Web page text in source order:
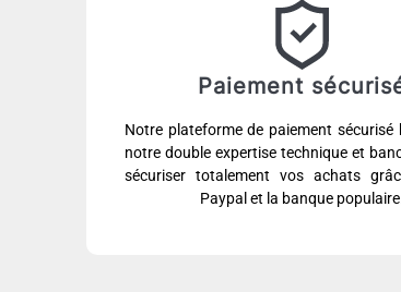
Paiement
Notre plateforme de paiement sécurisé
notre double expertise technique et
sécuriser totalement vos achats
Paypal et la banque